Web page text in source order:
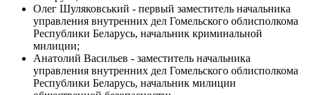
Олег Шуляковський - первый заместитель начальника
управления внутренних дел Гомельского облисполкома
Республики Беларусь, начальник криминальной
милиции;
Анатолий Васильев - заместитель начальника
управления внутренних дел Гомельского облисполкома
Республики Беларусь, начальник милиции